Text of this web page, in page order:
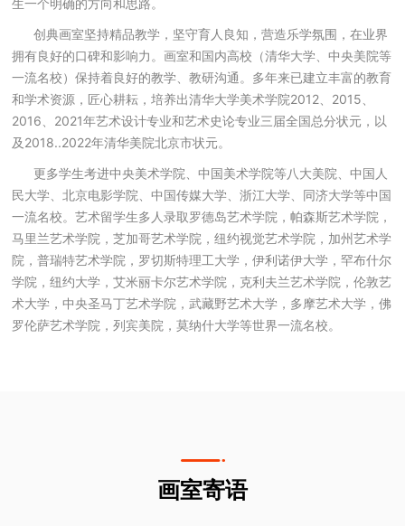
创典画室坚持精品教学，坚守育人良知，营造乐学氛围，在业界
拥有良好的口碑和影响力。画室和国内高校（清华大学、中央美院等
一流名校）保持着良好的教学、教研沟通。多年来已建立丰富的教育
和学术资源，匠心耕耘，培养出清华大学美术学院2012、2015、
2016、2021年艺术设计专业和艺术史论专业三届全国总分状元，以
及2018..2022年清华美院北京市状元。
更多学生考进中央美术学院、中国美术学院等八大美院、中国人
民大学、北京电影学院、中国传媒大学、浙江大学、同济大学等中国
一流名校。艺术留学生多人录取罗德岛艺术学院，帕森斯艺术学院，
马里兰艺术学院，芝加哥艺术学院，纽约视觉艺术学院，加州艺术学
院，普瑞特艺术学院，罗切斯特理工大学，伊利诺伊大学，罕布什尔
学院，纽约大学，艾米丽卡尔艺术学院，克利夫兰艺术学院，伦敦艺
术大学，中央圣马丁艺术学院，武藏野艺术大学，多摩艺术大学，佛
罗伦萨艺术学院，列宾美院，莫纳什大学等世界一流名校。
画室寄语